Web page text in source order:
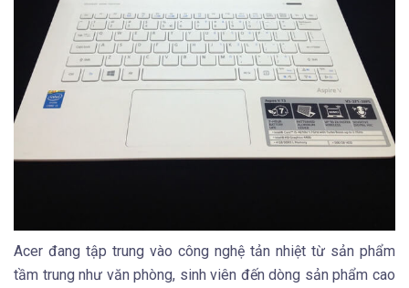
Acer đang tập trung vào công nghệ tản nhiệt từ sản phẩm
tầm trung như văn phòng, sinh viên đến dòng sản phẩm cao